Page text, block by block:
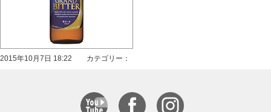
2015年10月7日 18:22 カテゴリー：